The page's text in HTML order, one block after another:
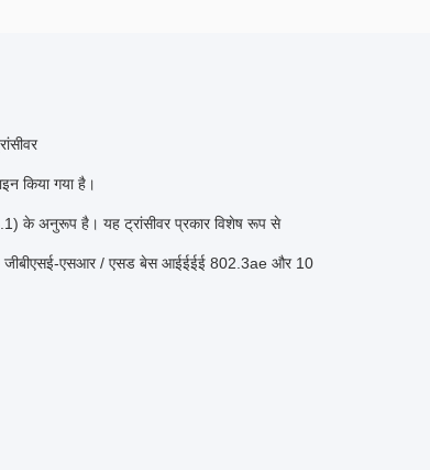
किया गया है।
4.1) के अनुरूप है। यह ट्रांसीवर प्रकार विशेष रूप से
जीबीएसई-एसआर / एसड बेस आईईईई 802.3ae और 10